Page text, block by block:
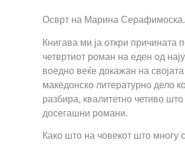
Осврт на Марина
Книгава ми ја откри причината
четвртиот роман на еден од
воедно веќе докажан на
македонско литературно дело
разбира, квалитетно четиво
досегашни романи.
Како што на човекот што многу